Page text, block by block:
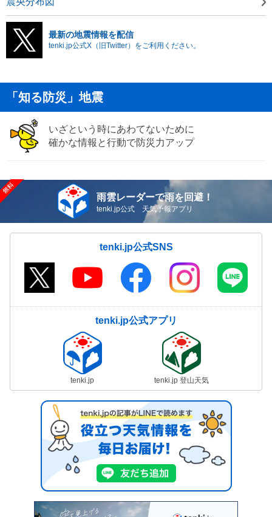
最新の地震情報を配信
tenki.jp公式X（旧Twitter）をご利用ください。
「知る防災」地震
いざという時にあわてないために
確かな情報と行動で防災力アップ
雨雲レーダーで雨を回避！
tenki.jp公式 天気予報アプリ
tenki.jp公式SNS
tenki.jp公式アプリ
tenki.jp tenki.jp 登山天気